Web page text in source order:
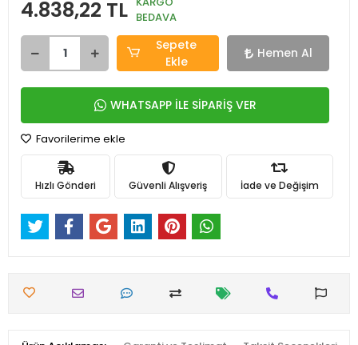
4.838,22 TL BEDAVA
Sepete
Ekle
Hemen Al
WHATSAPP İLE SİPARİŞ VER
Favorilerime ekle
Hızlı Gönderi Güvenli Alışveriş İade ve Değişim